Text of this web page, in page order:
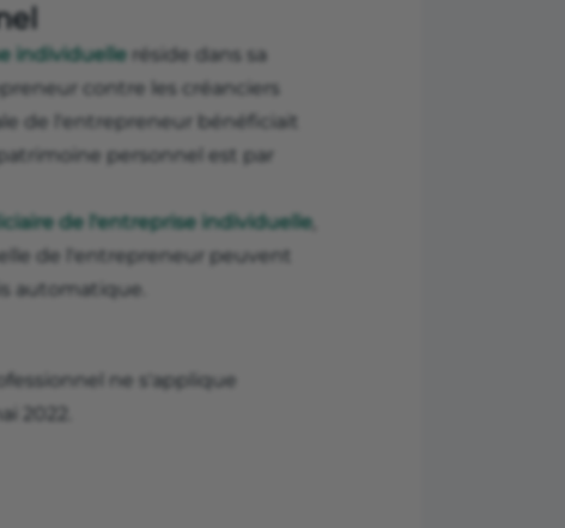
individuelle réside dans sa
contre les créanciers
de l'entrepreneur bénéficiait
personnel est par
de l'entreprise individuelle,
de l'entrepreneur peuvent
automatique.
ne s'applique
2022.